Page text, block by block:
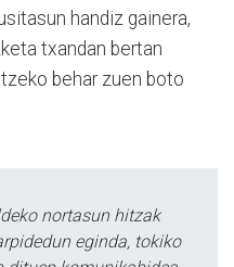
handiz gainera,
txandan bertan
behar zuen boto
nortasun hitzak
eginda, tokiko